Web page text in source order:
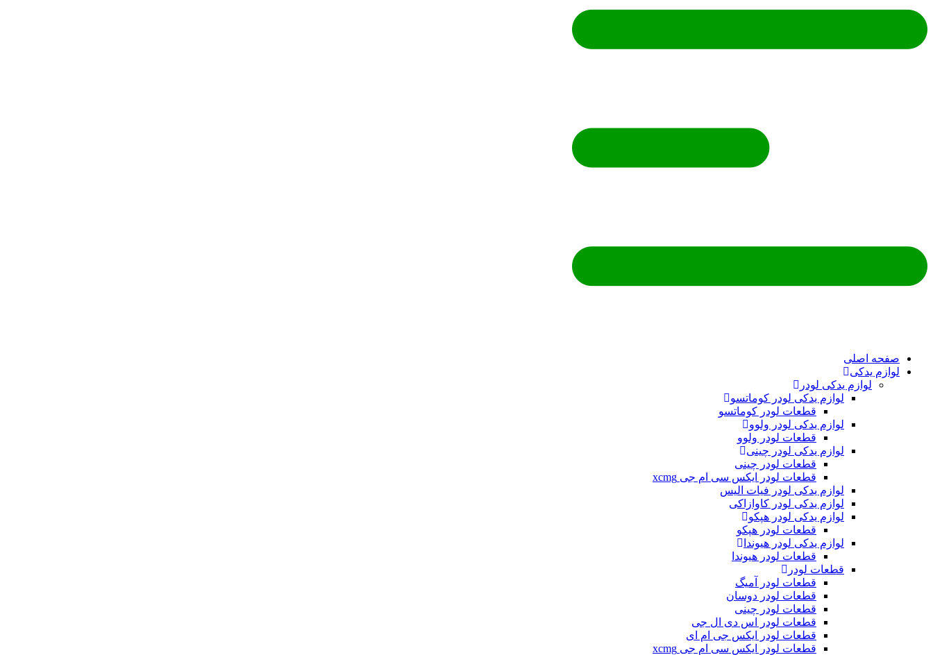
صفحه اصلی
لوازم یدکی
لوازم یدکی لودر
لوازم یدکی لودر کوماتسو
قطعات لودر کوماتسو
لوازم یدکی لودر ولوو
قطعات لودر ولوو
لوازم یدکی لودر چینی
قطعات لودر چینی
قطعات لودر ایکس سی ام جی xcmg
لوازم یدکی لودر فیات الیس
لوازم یدکی لودر کاوازاکی
لوازم یدکی لودر هپکو
قطعات لودر هپکو
لوازم یدکی لودر هیوندا
قطعات لودر هیوندا
قطعات لودر
قطعات لودر آمیگ
قطعات لودر دوسان
قطعات لودر چینی
قطعات لودر اس دی ال جی
قطعات لودر ایکس جی ام ای
قطعات لودر ایکس سی ام جی xcmg